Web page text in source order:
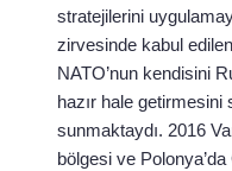
stratejilerini
zirvesinde kabul
NATO’nun kendisini
hazır hale
sunmaktaydı. 2016
bölgesi ve